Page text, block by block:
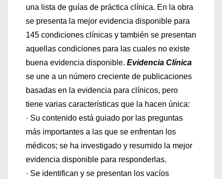
una lista de guías de práctica clínica. En la obra
se presenta la mejor evidencia disponible para
145 condiciones clínicas y también se presentan
aquellas condiciones para las cuales no existe
buena evidencia disponible. Evidencia Clínica
se une a un número creciente de publicaciones
basadas en la evidencia para clínicos, pero
tiene varias características que la hacen única:
· Su contenido está guiado por las preguntas
más importantes a las que se enfrentan los
médicos; se ha investigado y resumido la mejor
evidencia disponible para responderlas.
· Se identifican y se presentan los vacíos